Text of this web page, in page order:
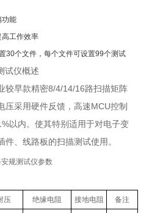
功能
工作效率
30个文件，每个文件可设置99个测试
试仪概述
较早款精密8/4/14/16路扫描矩阵
压采用硬件反馈，高速MCU控制
以内。使其特别适用于对电子变
、线路板的扫描测试使用。
规测试仪参数
压 绝缘电阻 接地电阻 备注